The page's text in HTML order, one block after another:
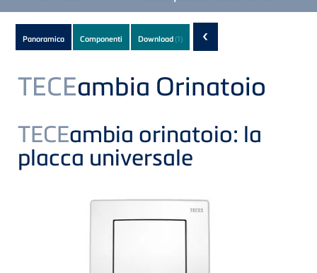
Subnavigation
of
current
Product
Panoramica Componenti Download(1) ‹
TECEambia Orinatoio
TECEambia orinatoio: la
placca universale